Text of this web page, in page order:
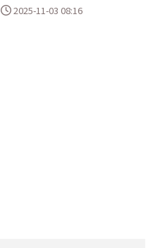
2025-11-03 08:16